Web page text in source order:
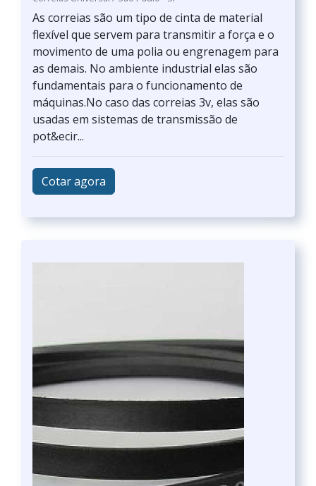
As correias são um tipo de cinta de material
flexível que servem para transmitir a força e o
movimento de uma polia ou engrenagem para
as demais. No ambiente industrial elas são
fundamentais para o funcionamento de
máquinas.No caso das correias 3v, elas são
usadas em sistemas de transmissão de
pot&ecir...
Cotar agora